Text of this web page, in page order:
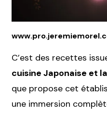
C’est des recettes
cuisine Japonaise et
que propose cet
une immersion